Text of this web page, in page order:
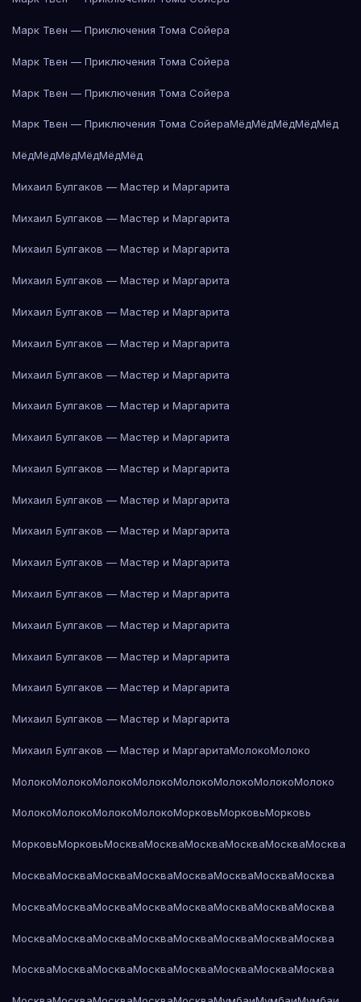
Марк Твен — Приключения Тома Сойера
Марк Твен — Приключения Тома Сойера
Марк Твен — Приключения Тома Сойера
Марк Твен — Приключения Тома СойераМёдМёдМёдМёдМёд
МёдМёдМёдМёдМёдМёд
Михаил Булгаков — Мастер и Маргарита
Михаил Булгаков — Мастер и Маргарита
Михаил Булгаков — Мастер и Маргарита
Михаил Булгаков — Мастер и Маргарита
Михаил Булгаков — Мастер и Маргарита
Михаил Булгаков — Мастер и Маргарита
Михаил Булгаков — Мастер и Маргарита
Михаил Булгаков — Мастер и Маргарита
Михаил Булгаков — Мастер и Маргарита
Михаил Булгаков — Мастер и Маргарита
Михаил Булгаков — Мастер и Маргарита
Михаил Булгаков — Мастер и Маргарита
Михаил Булгаков — Мастер и Маргарита
Михаил Булгаков — Мастер и Маргарита
Михаил Булгаков — Мастер и Маргарита
Михаил Булгаков — Мастер и Маргарита
Михаил Булгаков — Мастер и Маргарита
Михаил Булгаков — Мастер и Маргарита
Михаил Булгаков — Мастер и МаргаритаМолокоМолоко
МолокоМолокоМолокоМолокоМолокоМолокоМолокоМолоко
МолокоМолокоМолокоМолокоМорковьМорковьМорковь
МорковьМорковьМоскваМоскваМоскваМоскваМоскваМосква
МоскваМоскваМоскваМоскваМоскваМоскваМоскваМосква
МоскваМоскваМоскваМоскваМоскваМоскваМоскваМосква
МоскваМоскваМоскваМоскваМоскваМоскваМоскваМосква
МоскваМоскваМоскваМоскваМоскваМоскваМоскваМосква